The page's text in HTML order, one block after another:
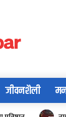
जीवनशैली